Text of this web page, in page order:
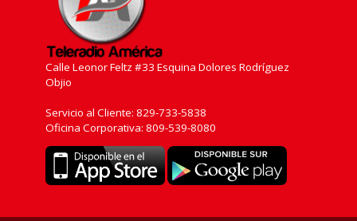
Calle Leonor Feltz #33 Esquina Dolores Rodríguez
Objio
Servicio al Cliente: 829-733-5838
Oficina Corporativa: 809-539-8080